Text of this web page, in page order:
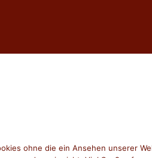
ohne die ein Ansehen unserer